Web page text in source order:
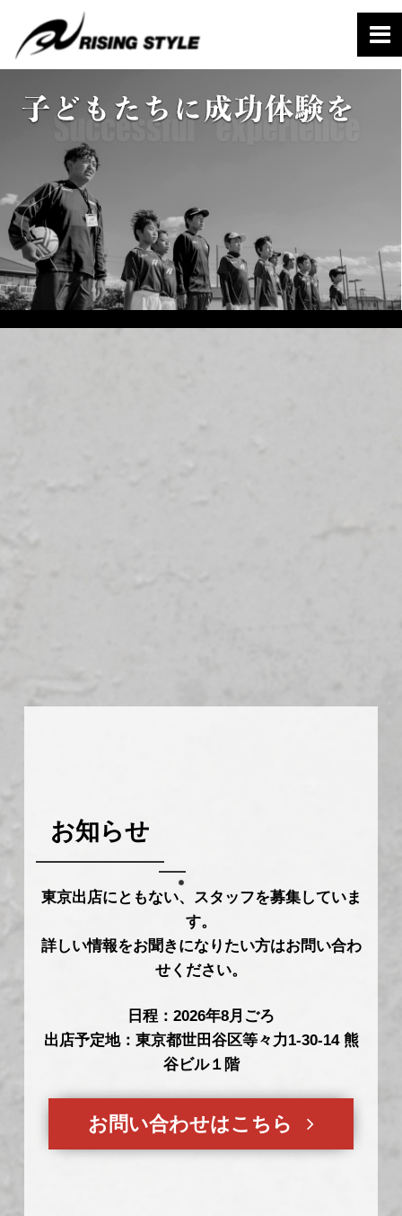
お知らせ
東京出店にともない、スタッフを募集していま
す。
詳しい情報をお聞きになりたい方はお問い合わ
せください。
日程：2026年8月ごろ
出店予定地：東京都世田谷区等々力1-30-14 熊
谷ビル１階
お問い合わせはこちら